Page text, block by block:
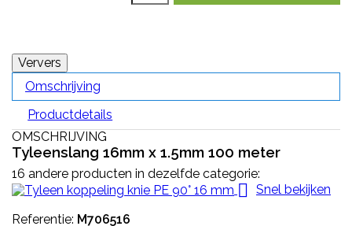
Omschrijving
Productdetails
OMSCHRIJVING
Tyleenslang 16mm x 1.5mm 100 meter
16 andere producten in dezelfde categorie:
 Snel bekijken
Referentie: M706516